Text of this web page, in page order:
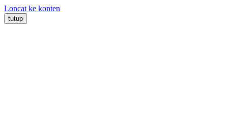
Loncat ke konten
tutup